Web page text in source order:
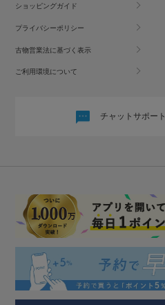
ショッピングガイド
プライバシーポリシー
古物営業法に基づく表示
ご利用環境について
チャットサポート